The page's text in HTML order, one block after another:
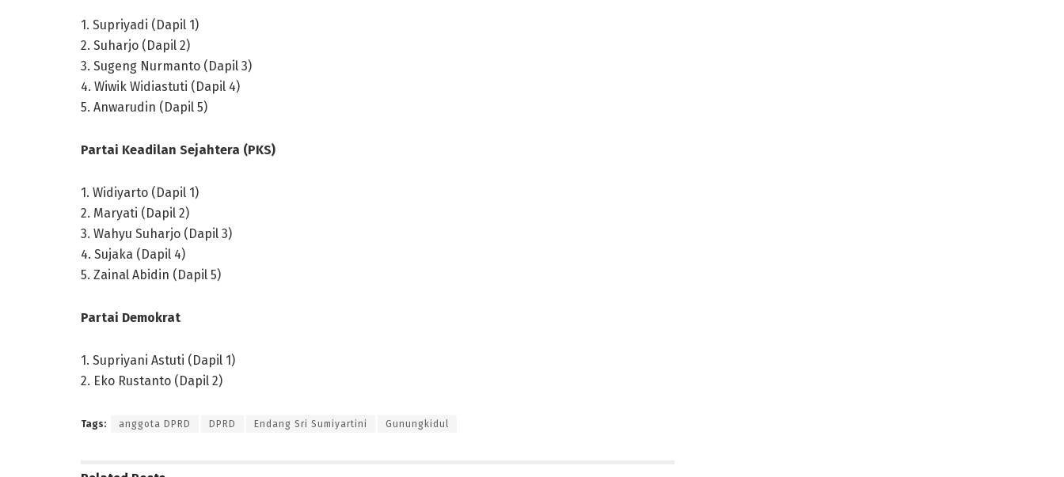
1. Supriyadi (Dapil 1)
2. Suharjo (Dapil 2)
3. Sugeng Nurmanto (Dapil 3)
4. Wiwik Widiastuti (Dapil 4)
5. Anwarudin (Dapil 5)
Partai Keadilan Sejahtera (PKS)
1. Widiyarto (Dapil 1)
2. Maryati (Dapil 2)
3. Wahyu Suharjo (Dapil 3)
4. Sujaka (Dapil 4)
5. Zainal Abidin (Dapil 5)
Partai Demokrat
1. Supriyani Astuti (Dapil 1)
2. Eko Rustanto (Dapil 2)
Tags: anggota DPRD DPRD Endang Sri Sumiyartini Gunungkidul